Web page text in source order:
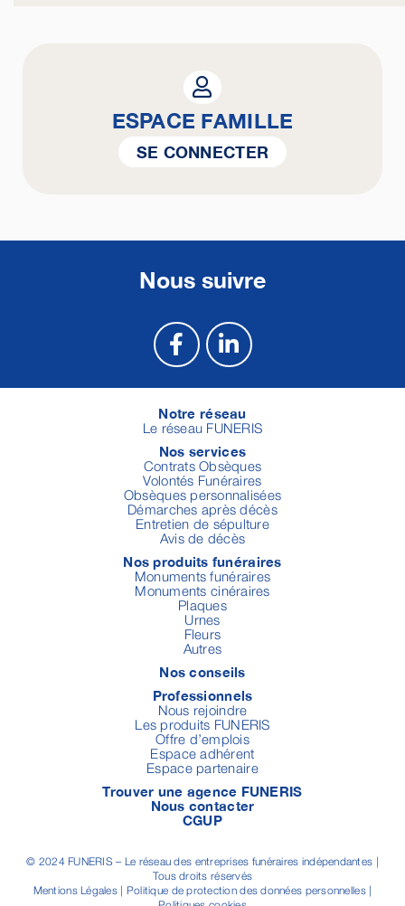
ESPACE FAMILLE
SE CONNECTER
Nous suivre
Notre réseau
Le réseau FUNERIS
Nos services
Contrats Obsèques
Volontés Funéraires
Obsèques personnalisées
Démarches après décès
Entretien de sépulture
Avis de décès
Nos produits funéraires
Monuments funéraires
Monuments cinéraires
Plaques
Urnes
Fleurs
Autres
Nos conseils
Professionnels
Nous rejoindre
Les produits FUNERIS
Offre d’emplois
Espace adhérent
Espace partenaire
Trouver une agence FUNERIS
Nous contacter
CGUP
© 2024 FUNERIS – Le réseau des entreprises funéraires indépendantes |
Tous droits réservés
Mentions Légales | Politique de protection des données personnelles|